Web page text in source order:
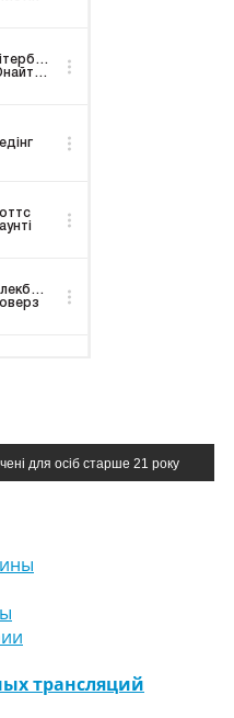
для осіб старше 21 року
трансляций